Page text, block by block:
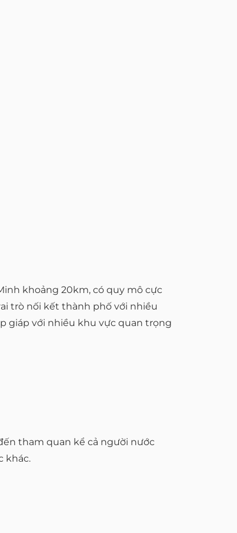
khoảng 20km, có quy mô cực
trò nối kết thành phố với nhiều
giáp với nhiều khu vực quan trọng
tham quan kể cả người nước
khác.